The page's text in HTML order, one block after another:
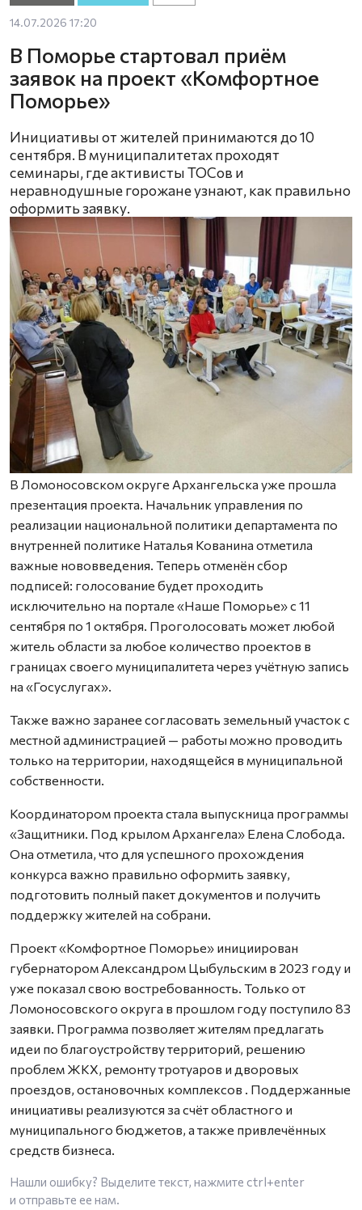
14.07.2026 17:20
В Поморье стартовал приём
заявок на проект «Комфортное
Поморье»
Инициативы от жителей принимаются до 10
сентября. В муниципалитетах проходят
семинары, где активисты ТОСов и
неравнодушные горожане узнают, как правильно
оформить заявку.
В Ломоносовском округе Архангельска уже прошла
презентация проекта. Начальник управления по
реализации национальной политики департамента по
внутренней политике Наталья Кованина отметила
важные нововведения. Теперь отменён сбор
подписей: голосование будет проходить
исключительно на портале «Наше Поморье» с 11
сентября по 1 октября. Проголосовать может любой
житель области за любое количество проектов в
границах своего муниципалитета через учётную запись
на «Госуслугах».
Также важно заранее согласовать земельный участок с
местной администрацией — работы можно проводить
только на территории, находящейся в муниципальной
собственности.
Координатором проекта стала выпускница программы
«Защитники. Под крылом Архангела» Елена Слобода.
Она отметила, что для успешного прохождения
конкурса важно правильно оформить заявку,
подготовить полный пакет документов и получить
поддержку жителей на собрани.
Проект «Комфортное Поморье» инициирован
губернатором Александром Цыбульским в 2023 году и
уже показал свою востребованность. Только от
Ломоносовского округа в прошлом году поступило 83
заявки. Программа позволяет жителям предлагать
идеи по благоустройству территорий, решению
проблем ЖКХ, ремонту тротуаров и дворовых
проездов, остановочных комплексов
. Поддержанные
инициативы реализуются за счёт областного и
муниципального бюджетов, а также привлечённых
средств бизнеса.
Нашли ошибку? Выделите текст, нажмите ctrl+enter
и отправьте ее нам.